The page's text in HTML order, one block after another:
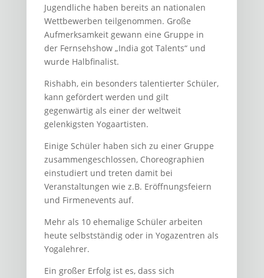
Jugendliche haben bereits an nationalen
Wettbewerben teilgenommen. Große
Aufmerksamkeit gewann eine Gruppe in
der Fernsehshow „India got Talents“ und
wurde Halbfinalist.
Rishabh, ein besonders talentierter Schüler,
kann gefördert werden und gilt
gegenwärtig als einer der weltweit
gelenkigsten Yogaartisten.
Einige Schüler haben sich zu einer Gruppe
zusammengeschlossen, Choreographien
einstudiert und treten damit bei
Veranstaltungen wie z.B. Eröffnungsfeiern
und Firmenevents auf.
Mehr als 10 ehemalige Schüler arbeiten
heute selbstständig oder in Yogazentren als
Yogalehrer.
Ein großer Erfolg ist es, dass sich